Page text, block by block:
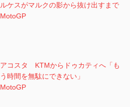
ルケスがマルクの影から抜け出すまで
MotoGP
アコスタ KTMからドゥカティへ「も
う時間を無駄にできない」
MotoGP